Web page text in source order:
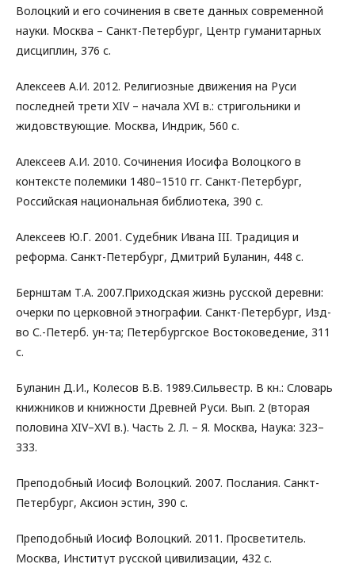
Волоцкий и его сочинения в свете данных современной
науки. Москва – Санкт-Петербург, Центр гуманитарных
дисциплин, 376 с.
Алексеев А.И. 2012. Религиозные движения на Руси
последней трети XIV – начала XVI в.: стригольники и
жидовствующие. Москва, Индрик, 560 с.
Алексеев А.И. 2010. Сочинения Иосифа Волоцкого в
контексте полемики 1480–1510 гг. Санкт-Петербург,
Российская национальная библиотека, 390 с.
Алексеев Ю.Г. 2001. Судебник Ивана III. Традиция и
реформа. Санкт-Петербург, Дмитрий Буланин, 448 с.
Бернштам Т.А. 2007.Приходская жизнь русской деревни:
очерки по церковной этнографии. Санкт-Петербург, Изд-
во С.-Петерб. ун-та; Петербургское Востоковедение, 311
с.
Буланин Д.И., Колесов В.В. 1989.Сильвестр. В кн.: Словарь
книжников и книжности Древней Руси. Вып. 2 (вторая
половина XIV–XVI в.). Часть 2. Л. – Я. Москва, Наука: 323–
333.
Преподобный Иосиф Волоцкий. 2007. Послания. Санкт-
Петербург, Аксион эстин, 390 с.
Преподобный Иосиф Волоцкий. 2011. Просветитель.
Москва, Институт русской цивилизации, 432 с.